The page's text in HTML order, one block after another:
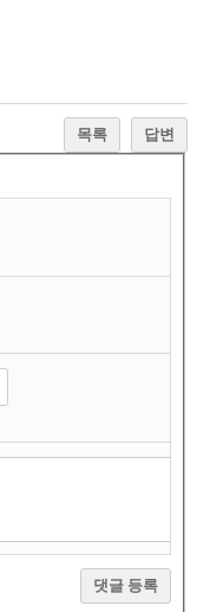
목록 답변
댓글 등록